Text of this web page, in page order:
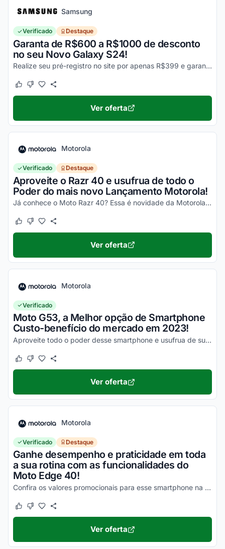
Samsung
Verificado Destaque
Garanta de R$600 a R$1000 de desconto
no seu Novo Galaxy S24!
Realize seu pré-registro no site por apenas R$399 e garanta esse desconto imperdível na sua compra!
Este cupom funcionou
Este cupom não funcionou
Ver oferta
Motorola
Verificado Destaque
Aproveite o Razr 40 e usufrua de todo o
Poder do mais novo Lançamento Motorola!
Já conhece o Moto Razr 40? Essa é novidade da Motorola, um celular impecável, com um desempenho incrível e que ainda dobra! Não perca a chance de garantir o seu e aproveite os desc...
Este cupom funcionou
Este cupom não funcionou
Ver oferta
Motorola
Verificado
Moto G53, a Melhor opção de Smartphone
Custo-benefício do mercado em 2023!
Aproveite todo o poder desse smartphone e usufrua de suas vantagens por valores a partir de R$1500!
Este cupom funcionou
Este cupom não funcionou
Ver oferta
Motorola
Verificado Destaque
Ganhe desempenho e praticidade em toda
a sua rotina com as funcionalidades do
Moto Edge 40!
Confira os valores promocionais para esse smartphone na loja virtual Motorola e economize hoje mesmo!
Este cupom funcionou
Este cupom não funcionou
Ver oferta